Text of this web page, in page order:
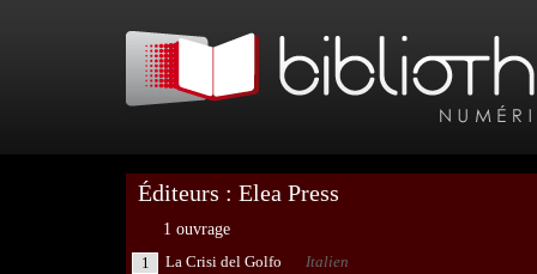
Éditeurs : Elea Press
1 ouvrage
1
La Crisi del Golfo Italien